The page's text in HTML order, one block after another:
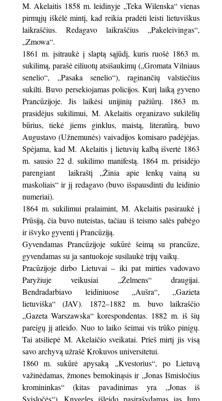
M. Akelaitis 1858 m. leidinyje „Teka Wilenska“ vienas
pirmųjų iškėlė mintį, kad reikia pradėti leisti lietuviškus
laikraščius. Redagavo laikraščius „Pakeleivingas“,
„Zmowa“.
1861 m. įsitraukė į slaptą sąjūdį, kuris ruošė 1863 m.
sukilimą, parašė eiliuotų atsišaukimų („Gromata Vilniaus
senelio“, „Pasaka senelio“), raginančių valstiečius
sukilti. Buvo persekiojamas policijos. Kurį laiką gyveno
Prancūzijoje. Jis laikėsi unijinių pažiūrų. 1863 m.
prasidėjus sukilimui, M. Akelaitis organizavo sukilėlių
būrius, tiekė jiems ginklus, maistą, literatūrą, buvo
Augustavo (Užnemunės) vaivadijos komisaro padėjėjas.
Spėjama, kad M. Akelaitis į lietuvių kalbą išvertė 1863
m. sausio 22 d. sukilimo manifestą. 1864 m. prisidėjo
parengiant laikraštį „Žinia apie lenkų vainą su
maskoliais“ ir jį redagavo (buvo išspausdinti du leidinio
numeriai).
1864 m. sukilimui pralaimint, M. Akelaitis pasiraukė į
Prūsiją, čia buvo nuteistas, tačiau iš teismo salės pabėgo
ir išvyko gyventi į Prancūziją.
Gyvendamas Prancūzijoje sukūrė šeimą su prancūze,
gyvendamas su ja santuokoje susilaukė trijų vaikų.
Pracūzijoje dirbo Lietuvai – iki pat mirties vadovavo
Paryžiuje veikusiai „Želmens“ draugijai.
Bendradarbiavo leidiniuose „Aušra“, „Gazieta
lietuviška“ (JAV). 1872–1882 m. buvo laikraščio
„Gazeta Warszawska“ korespondentas. 1882 m. iš šių
pareigų jį atleido. Nuo to laiko šeimai vis trūko pinigų.
Tai atsiliepė M. Akelaičio sveikatai. Prieš mirtį jis visą
savo archyvą užrašė Krokuvos universitetui.
1860 m. sukūrė apysaką „Kvestorius“, po Lietuvą
važinėdamas, žmones bemokinąsis ir „Jonas Išmisločius
kromininkas“ (kitas pavadinimas yra „Jonas iš
Svisločės“). Knygeles išleido pasirašydamas jas Juro